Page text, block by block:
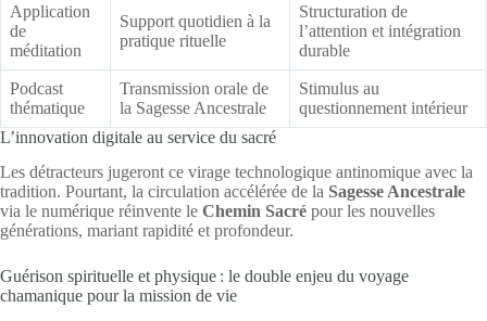
Application
de
méditation
Support quotidien à la
pratique rituelle
Structuration de
l’attention et intégration
durable
Podcast
thématique
Transmission orale de
la Sagesse Ancestrale
Stimulus au
questionnement intérieur
L’innovation digitale au service du sacré
Les détracteurs jugeront ce virage technologique antinomique avec la
tradition. Pourtant, la circulation accélérée de la Sagesse Ancestrale
via le numérique réinvente le Chemin Sacré pour les nouvelles
générations, mariant rapidité et profondeur.
Guérison spirituelle et physique : le double enjeu du voyage
chamanique pour la mission de vie